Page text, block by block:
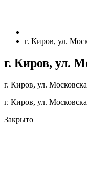
г. Киров, ул.
г. Киров, ул.
г. Киров, ул.
г. Киров, ул.
Закрыто